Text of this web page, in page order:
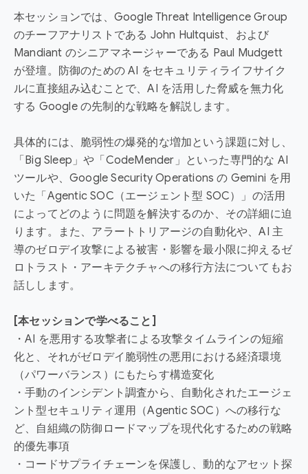
本セッションでは、Google Threat Intelligence Group
のチーフアナリストである John Hultquist、および
Mandiant のシニアマネージャーである Paul Mudgett
が登壇。防御のための AI をセキュリティライフサイク
ルに直接組み込むことで、AI を活用した脅威を無力化
する Google の先制的な戦略を解説します。
具体的には、脆弱性の爆発的な増加という課題に対し、
「Big Sleep」や「CodeMender」といった専門的な AI
ツールや、Google Security Operations の Gemini を用
いた「Agentic SOC（エージェント型 SOC）」の活用
によってどのように問題を解決するのか、その詳細に迫
ります。また、アラートトリアージの自動化や、AI 主
導のゼロデイ攻撃による被害・影響を最小限に抑えるゼ
ロトラスト・アーキテクチャへの移行方法についてもお
話しします。
[本セッションで学べること]
・AI を悪用する攻撃者による攻撃タイムラインの短縮
化と、それがゼロデイ脆弱性の悪用における経済環境
（パワーバランス）にもたらす構造変化
・手動のインシデント調査から、自動化されたエージェ
ント型セキュリティ運用（Agentic SOC）への移行な
ど、自組織の防御ロードマップを現代化するための戦略
的優先事項
・コードサプライチェーンを保護し、動的なアセット探